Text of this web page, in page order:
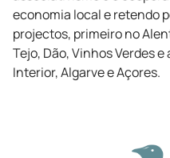
economia local e retendo
projectos, primeiro no
Tejo, Dão, Vinhos Verdes
Interior, Algarve e Açores.